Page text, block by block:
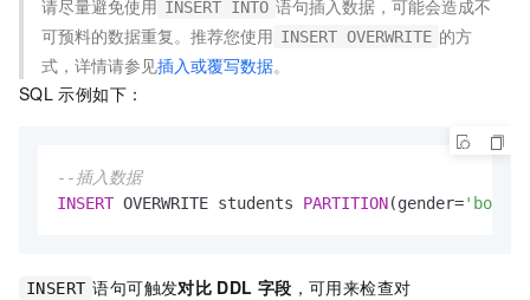
请尽量避免使用 INSERT INTO 语句插入数据，可能会造成不
可预料的数据重复。推荐您使用 INSERT OVERWRITE 的方
式，详情请参见插入或覆写数据。
SQL 示例如下：
--插入数据
INSERT OVERWRITE students PARTITION(gender='boy'
INSERT 语句可触发对比 DDL 字段 ，可用来检查对